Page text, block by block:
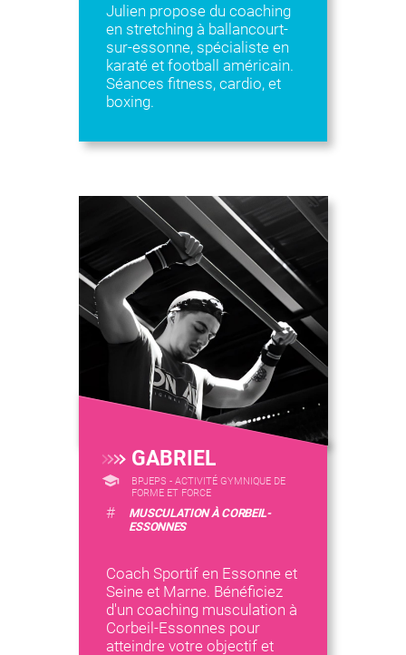
Julien propose du coaching
en stretching à ballancourt-
sur-essonne, spécialiste en
karaté et football américain.
Séances fitness, cardio, et
boxing.
GABRIEL
BPJEPS - ACTIVITÉ GYMNIQUE DE
FORME ET FORCE
#
MUSCULATION À CORBEIL-
ESSONNES
Coach Sportif en Essonne et
Seine et Marne. Bénéficiez
d'un coaching musculation à
Corbeil-Essonnes pour
atteindre votre objectif et